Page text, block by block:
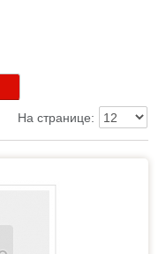
На странице: